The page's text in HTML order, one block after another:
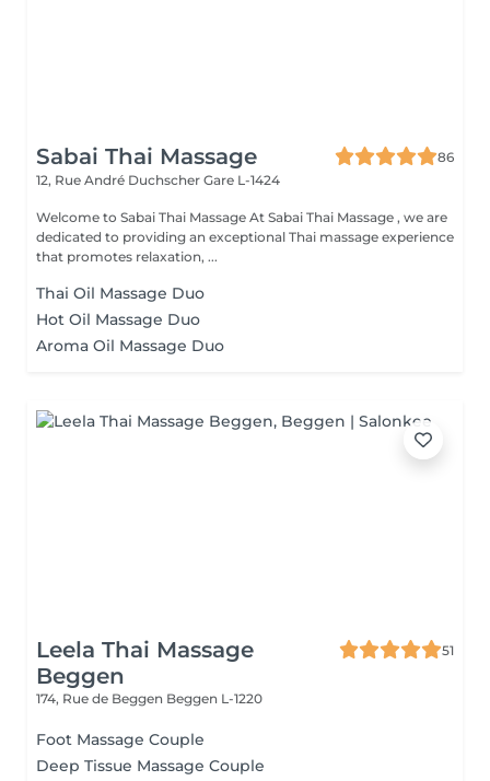
Sabai Thai Massage
86
12, Rue André Duchscher Gare L-1424
Welcome to Sabai Thai Massage At Sabai Thai Massage , we are
dedicated to providing an exceptional Thai massage experience
that promotes relaxation, ...
Thai Oil Massage Duo
Hot Oil Massage Duo
Aroma Oil Massage Duo
Leela Thai Massage
Beggen
51
174, Rue de Beggen Beggen L-1220
Foot Massage Couple
Deep Tissue Massage Couple